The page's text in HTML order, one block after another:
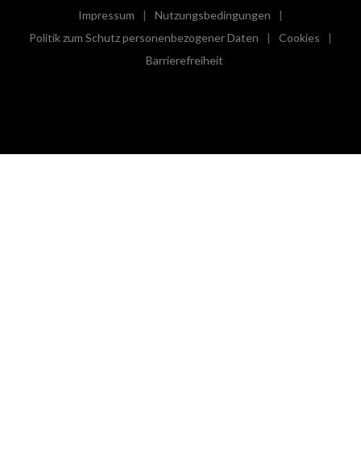
Impressum
((öffnet ein neues Fenster))
Nutzungsbedingungen
((öffnet ein neues Fenster))
Politik zum Schutz personenbezogener Daten
((öffnet ein neues Fenster))
Cookies
((öffnet
Barrierefreiheit